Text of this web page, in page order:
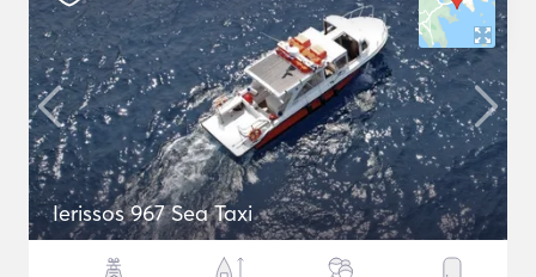
Ierissos 967 Sea Taxi